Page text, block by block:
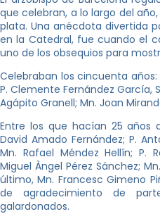
que celebran, a lo largo del
plata. Una anécdota divertida
en la Catedral, fue cuando el
uno de los obsequios para
Celebraban los cincuenta años:
P. Clemente Fernández García,
Agápito Granell; Mn. Joan
Entre los que hacían 25 años
David Amado Fernández; P.
Mn. Rafael Méndez Hellín; P.
Miguel Àngel Pérez Sánchez;
último, Mn. Francesc Gimeno
de agradecimiento de
galardonados.